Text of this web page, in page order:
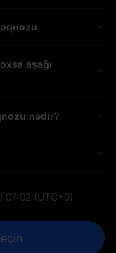
aşağı
nədir?
(UTC+0)